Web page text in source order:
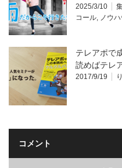
2025/3/10
コール
ノウ
テレアポで
読めばテレ
2017/9/19
コメント